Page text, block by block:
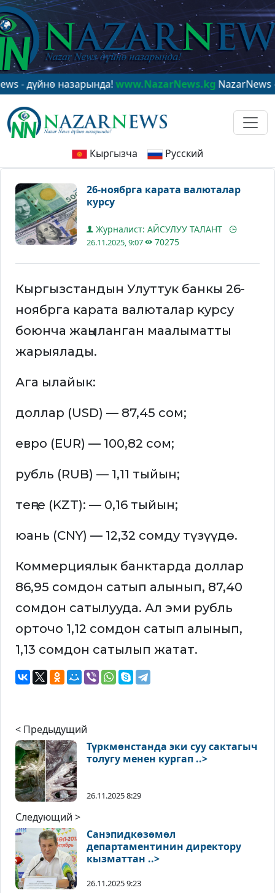
назарында!www.NazarNews.kgNazarNews - в
Кыргызча Русский
26-ноябрга карата валюталар
курсу
Журналист: АЙСУЛУУ ТАЛАНТ
26.11.2025, 9:07 70275
Кыргызстандын Улуттук банкы 26-
ноябрга карата валюталар курсу
боюнча жаңыланган маалыматты
жарыялады.
Ага ылайык:
доллар (USD) — 87,45 сом;
евро (EUR) — 100,82 сом;
рубль (RUB) — 1,11 тыйын;
теңге (KZT): — 0,16 тыйын;
юань (CNY) — 12,32 сомду түзүүдө.
Коммерциялык банктарда доллар
86,95 сомдон сатып алынып, 87,40
сомдон сатылууда. Ал эми рубль
орточо 1,12 сомдон сатып алынып,
1,13 сомдон сатылып жатат.
< Предыдущий
Түркмөнстанда эки суу сактагыч
толугу менен кургап ..>
26.11.2025 8:29
Следующий >
Санэпидкөзөмөл
департаментинин директору
кызматтан ..>
26.11.2025 9:23